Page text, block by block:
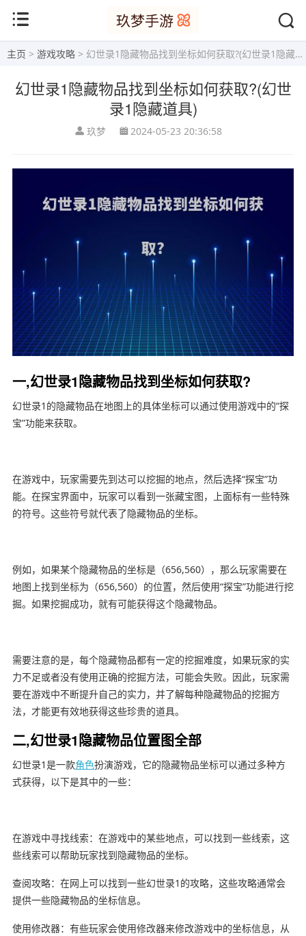
主页 > 游戏攻略 > 幻世录1隐藏物品找到坐标如何获取?(幻世录1隐藏道具)
幻世录1隐藏物品找到坐标如何获取?(幻世
录1隐藏道具)
玖梦 2024-05-23 20:36:58
一,幻世录1隐藏物品找到坐标如何获取?
幻世录1的隐藏物品在地图上的具体坐标可以通过使用游戏中的“探
宝”功能来获取。
在游戏中，玩家需要先到达可以挖掘的地点，然后选择“探宝”功
能。在探宝界面中，玩家可以看到一张藏宝图，上面标有一些特殊
的符号。这些符号就代表了隐藏物品的坐标。
例如，如果某个隐藏物品的坐标是（656,560），那么玩家需要在
地图上找到坐标为（656,560）的位置，然后使用“探宝”功能进行挖
掘。如果挖掘成功，就有可能获得这个隐藏物品。
需要注意的是，每个隐藏物品都有一定的挖掘难度，如果玩家的实
力不足或者没有使用正确的挖掘方法，可能会失败。因此，玩家需
要在游戏中不断提升自己的实力，并了解每种隐藏物品的挖掘方
法，才能更有效地获得这些珍贵的道具。
二,幻世录1隐藏物品位置图全部
幻世录1是一款角色扮演游戏，它的隐藏物品坐标可以通过多种方
式获得，以下是其中的一些：
在游戏中寻找线索：在游戏中的某些地点，可以找到一些线索，这
些线索可以帮助玩家找到隐藏物品的坐标。
查阅攻略：在网上可以找到一些幻世录1的攻略，这些攻略通常会
提供一些隐藏物品的坐标信息。
使用修改器：有些玩家会使用修改器来修改游戏中的坐标信息，从